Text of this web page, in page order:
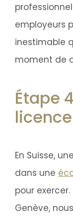
employeurs
inestimable
moment de
Étape
En Suisse,
dans une
pour
Genève,